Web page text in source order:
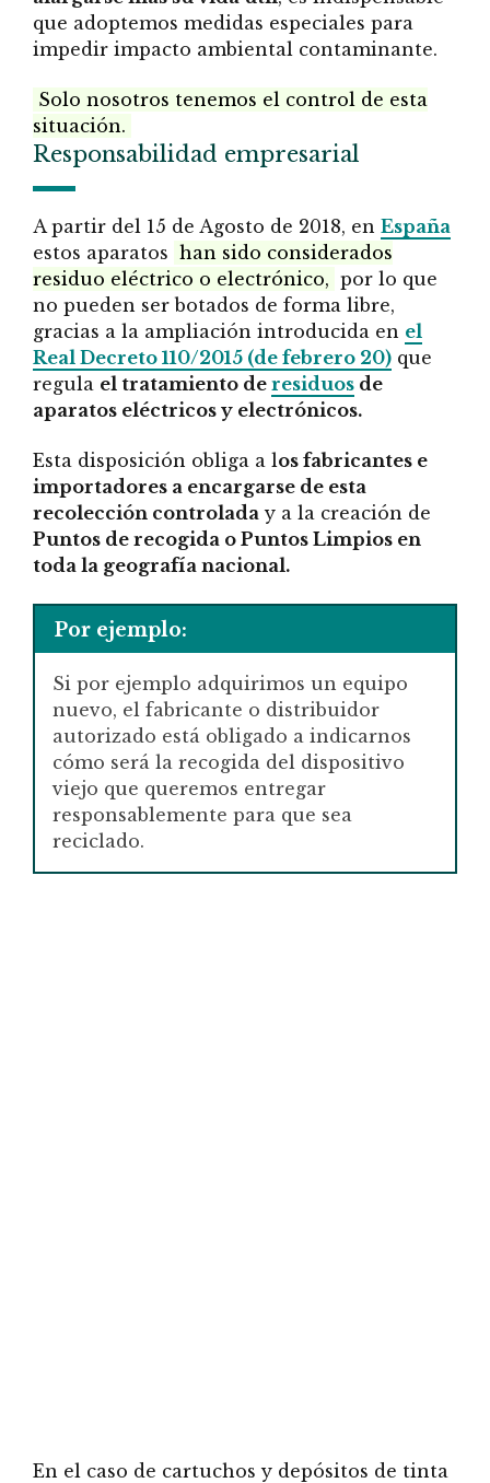
que adoptemos medidas especiales para
impedir impacto ambiental contaminante.
Solo nosotros tenemos el control de esta
situación.
Responsabilidad empresarial
A partir del 15 de Agosto de 2018, en España
estos aparatos han sido considerados
residuo eléctrico o electrónico, por lo que
no pueden ser botados de forma libre,
gracias a la ampliación introducida en el
Real Decreto 110/2015 (de febrero 20) que
regula el tratamiento de residuos de
aparatos eléctricos y electrónicos.
Esta disposición obliga a los fabricantes e
importadores a encargarse de esta
recolección controlada y a la creación de
Puntos de recogida o Puntos Limpios en
toda la geografía nacional.
Por ejemplo:
Si por ejemplo adquirimos un equipo
nuevo, el fabricante o distribuidor
autorizado está obligado a indicarnos
cómo será la recogida del dispositivo
viejo que queremos entregar
responsablemente para que sea
reciclado.
En el caso de cartuchos y depósitos de tinta